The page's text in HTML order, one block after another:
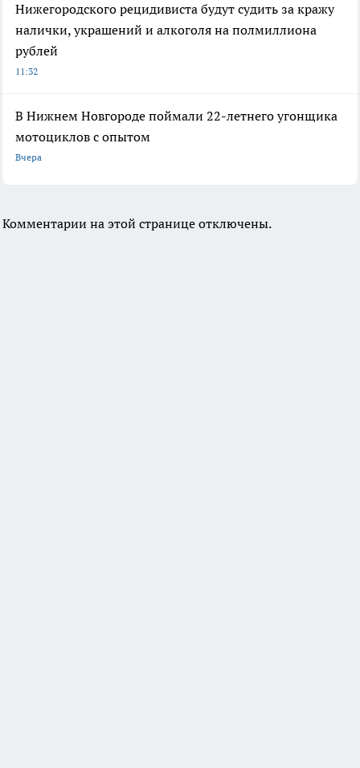
Нижегородского рецидивиста будут судить за кражу
налички, украшений и алкоголя на полмиллиона
рублей
11:32
В Нижнем Новгороде поймали 22-летнего угонщика
мотоциклов с опытом
Вчера
Комментарии на этой странице отключены.